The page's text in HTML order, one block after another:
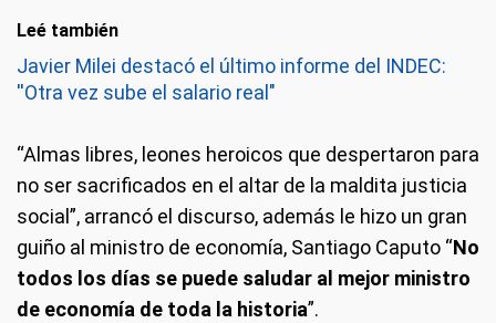
Leé también
Javier Milei destacó el último informe del INDEC:
''Otra vez sube el salario real"
“Almas libres, leones heroicos que despertaron para
no ser sacrificados en el altar de la maldita justicia
social”, arrancó el discurso, además le hizo un gran
guiño al ministro de economía, Santiago Caputo “No
todos los días se puede saludar al mejor ministro
de economía de toda la historia”.